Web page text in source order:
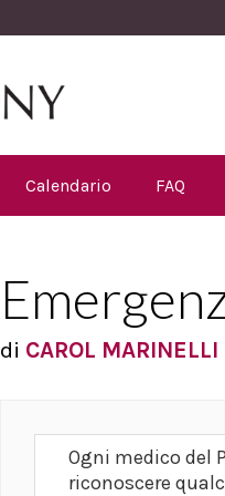
Calendario FAQ
di CAROL MARINELLI
Ogni medico del
riconoscere